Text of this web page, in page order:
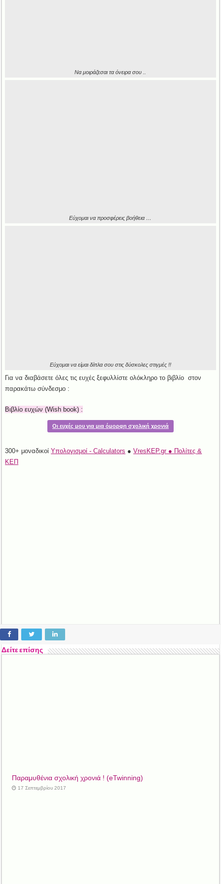
Να μοιράζεσαι τα όνειρα σου ..
Εύχομαι να προσφέρεις βοήθεια …
Εύχομαι να είμαι δίπλα σου στις δύσκολες στιγμές !!
Για να διαβάσετε όλες τις ευχές ξεφυλλίστε ολόκληρο το βιβλίο στον
παρακάτω σύνδεσμο :
Βιβλίο ευχών (Wish book) :
Οι ευχές μου για μια όμορφη σχολική χρονιά
300+ μοναδικοίΥπολογισμοί - Calculators ●VresKEP.gr ● Πολίτες &
ΚΕΠ
Δείτε επίσης
Παραμυθένια σχολική χρονιά ! (eTwinning)
17 Σεπτεμβρίου 2017